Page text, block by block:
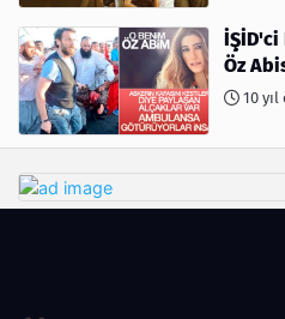
İŞİD'ci
Öz
10